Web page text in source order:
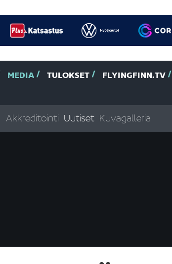
MEDIA TULOKSET FLYINGFINN.TV
Akkreditointi Uutiset Kuvagalleria